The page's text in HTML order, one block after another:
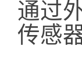
通过
传感器